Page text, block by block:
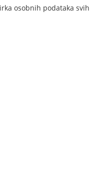
osobnih podataka